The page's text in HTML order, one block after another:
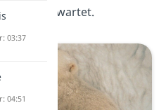
im Eis wartet.
03:37
04:51